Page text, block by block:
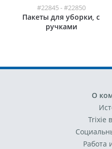
#22845 - #22850
Пакеты для уборки, с
ручками
О
Trixie
Работа